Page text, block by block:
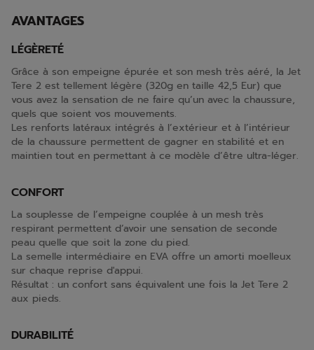
AVANTAGES
LÉGÈRETÉ
Grâce à son empeigne épurée et son mesh très aéré, la Jet
Tere 2 est tellement légère (320g en taille 42,5 Eur) que
vous avez la sensation de ne faire qu’un avec la chaussure,
quels que soient vos mouvements.
Les renforts latéraux intégrés à l’extérieur et à l’intérieur
de la chaussure permettent de gagner en stabilité et en
maintien tout en permettant à ce modèle d’être ultra-léger.
CONFORT
La souplesse de l’empeigne couplée à un mesh très
respirant permettent d’avoir une sensation de seconde
peau quelle que soit la zone du pied.
La semelle intermédiaire en EVA offre un amorti moelleux
sur chaque reprise d'appui.
Résultat : un confort sans équivalent une fois la Jet Tere 2
aux pieds.
DURABILITÉ